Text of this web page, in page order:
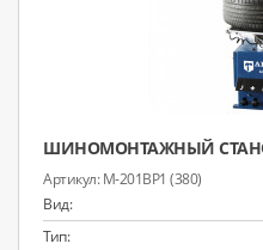
ШИНОМОНТАЖНЫЙ СТАНОК
M-201BP1 (380)
Вид:
Тип: